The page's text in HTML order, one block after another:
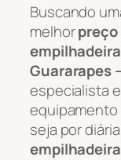
Buscando
melhor
empilhadeira
Guararapes
especialista
equipamento
seja por
empilhadeira